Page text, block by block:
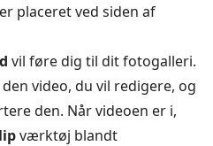
placeret ved siden af
vil føre dig til dit fotogalleri.
video, du vil redigere, og
den. Når videoen er i,
værktøj blandt